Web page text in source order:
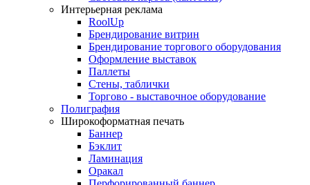
Интерьерная реклама
RoolUp
Брендирование витрин
Брендирование торгового оборудования
Оформление выставок
Паллеты
Стены, таблички
Торгово - выставочное оборудование
Полиграфия
Широкоформатная печать
Баннер
Бэклит
Ламинация
Оракал